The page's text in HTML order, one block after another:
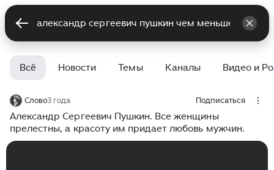
Всё Новости Темы Каналы Видео и
Слово3 года Подписаться
Александр Сергеевич Пушкин. Все женщины
прелестны, а красоту им придает любовь мужчин.